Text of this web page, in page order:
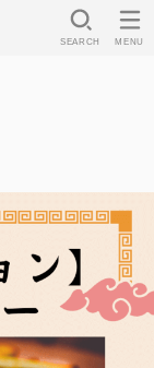
SEARCH MENU